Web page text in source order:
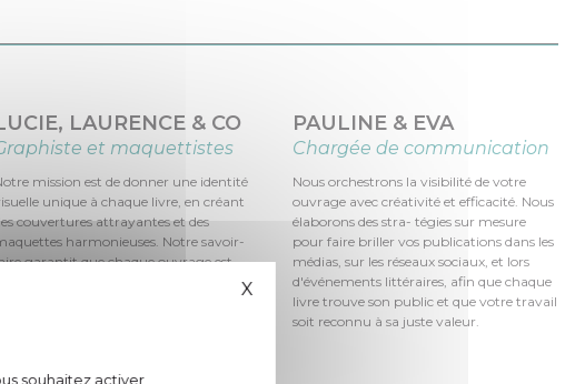
LAURENCE & CO
et maquettistes
mission est de donner une identité
unique à chaque livre, en créant
couvertures attrayantes et des
harmonieuses. Notre savoir-
garantit que chaque ouvrage est
PAULINE & EVA
Chargée de communication
Nous orchestrons la visibilité de votre
ouvrage avec créativité et efficacité. Nous
élaborons des stra- tégies sur mesure
pour faire briller vos publications dans les
médias, sur les réseaux sociaux, et lors
d'événements littéraires, afin que chaque
livre trouve son public et que votre travail
soit reconnu à sa juste valeur.
souhaitez activer
X Masquer le bandeau des cookies